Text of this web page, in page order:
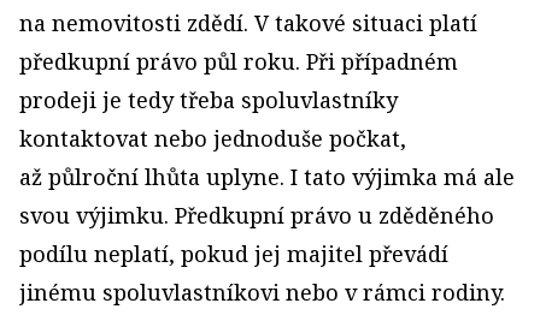
na nemovitosti zdědí. V takové situaci platí
předkupní právo půl roku. Při případném
prodeji je tedy třeba spoluvlastníky
kontaktovat nebo jednoduše počkat,
až půlroční lhůta uplyne. I tato výjimka má ale
svou výjimku. Předkupní právo u zděděného
podílu neplatí, pokud jej majitel převádí
jinému spoluvlastníkovi nebo v rámci rodiny.